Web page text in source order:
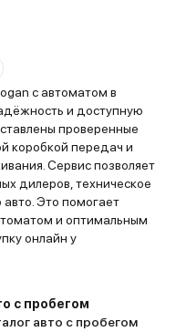
с автоматом в
и доступную
проверенные
коробкой передач и
Сервис позволяет
дилеров, техническое
Это помогает
и оптимальным
онлайн у
с пробегом
авто с пробегом